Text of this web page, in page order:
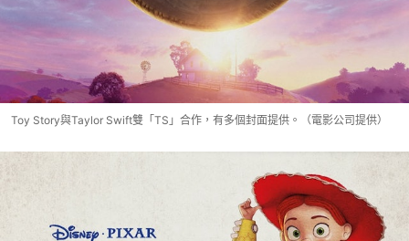
Toy Story與Taylor Swift雙「TS」合作，有多個封面提供。（電影公司提供）